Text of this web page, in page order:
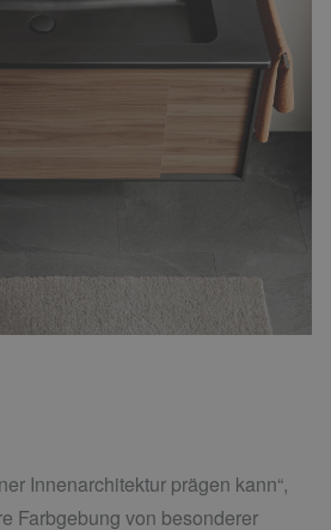
Innenarchitektur prägen kann“,
Farbgebung von besonderer